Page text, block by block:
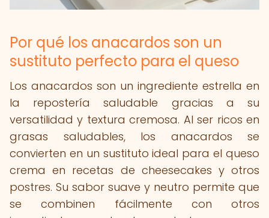
Por qué los anacardos son un
sustituto perfecto para el queso
Los anacardos son un ingrediente estrella en
la repostería saludable gracias a su
versatilidad y textura cremosa. Al ser ricos en
grasas saludables, los anacardos se
convierten en un sustituto ideal para el queso
crema en recetas de cheesecakes y otros
postres. Su sabor suave y neutro permite que
se combinen fácilmente con otros